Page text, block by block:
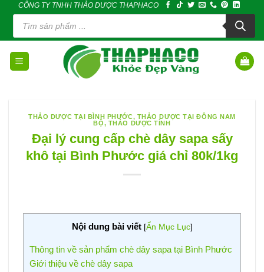
content
CÔNG TY TNHH THẢO DƯỢC THAPHACO
Tìm
kiếm
phẩm
THẢO DƯỢC TẠI BÌNH PHƯỚC, THẢO DƯỢC TẠI ĐÔNG NAM
BỘ, THẢO DƯỢC TỈNH
Đại lý cung cấp chè dây sapa sấy
khô tại Bình Phước giá chỉ 80k/1kg
Nội dung bài viết [Ẩn Mục Lục]
Thông tin về sản phẩm chè dây sapa tại Bình Phước
Giới thiệu về chè dây sapa